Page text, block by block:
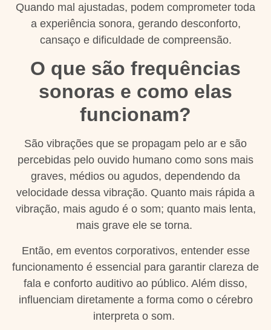
Quando mal ajustadas, podem comprometer toda
a experiência sonora, gerando desconforto,
cansaço e dificuldade de compreensão.
O que são frequências
sonoras e como elas
funcionam?
São vibrações que se propagam pelo ar e são
percebidas pelo ouvido humano como sons mais
graves, médios ou agudos, dependendo da
velocidade dessa vibração. Quanto mais rápida a
vibração, mais agudo é o som; quanto mais lenta,
mais grave ele se torna.
Então, em eventos corporativos, entender esse
funcionamento é essencial para garantir clareza de
fala e conforto auditivo ao público. Além disso,
influenciam diretamente a forma como o cérebro
interpreta o som.